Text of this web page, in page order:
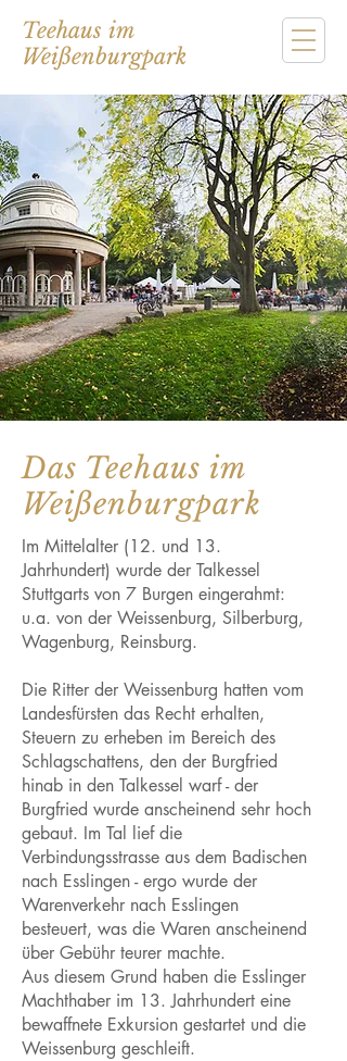
Teehaus im
Weißenburgpark
Das Teehaus im
Weißenburgpark
Im Mittelalter (12. und 13.
Jahrhundert) wurde der Talkessel
Stuttgarts von 7 Burgen eingerahmt:
u.a. von der Weissenburg, Silberburg,
Wagenburg, Reinsburg.
Die Ritter der Weissenburg hatten vom
Landesfürsten das Recht erhalten,
Steuern zu erheben im Bereich des
Schlagschattens, den der Burgfried
hinab in den Talkessel warf - der
Burgfried wurde anscheinend sehr hoch
gebaut. Im Tal lief die
Verbindungsstrasse aus dem Badischen
nach Esslingen - ergo wurde der
Warenverkehr nach Esslingen
besteuert, was die Waren anscheinend
über Gebühr teurer machte.
Aus diesem Grund haben die Esslinger
Machthaber im 13. Jahrhundert eine
bewaffnete Exkursion gestartet und die
Weissenburg geschleift.